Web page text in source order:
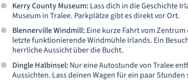
Kerry County Museum: Lass dich in die Geschichte
Museum in Tralee. Parkplätze gibt es direkt vor Ort.
Blennerville Windmill: Eine kurze Fahrt vom
letzte funktionierende Windmühle Irlands. Ein
herrliche Aussicht über die Bucht.
Dingle Halbinsel: Nur eine Autostunde von Tralee
Aussichten. Lass deinen Wagen für ein paar